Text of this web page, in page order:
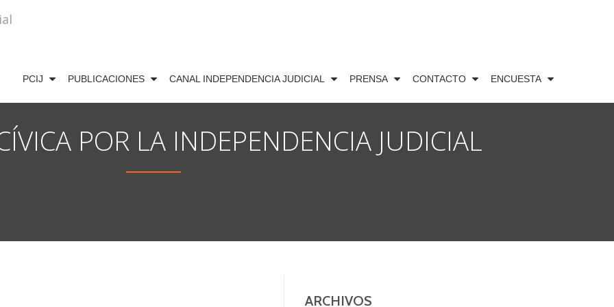
PCIJ PUBLICACIONES CANAL INDEPENDENCIA JUDICIAL PRENSA CONTACTO ENCUESTA
POR LA INDEPENDENCIA JUDICIAL
ARCHIVOS